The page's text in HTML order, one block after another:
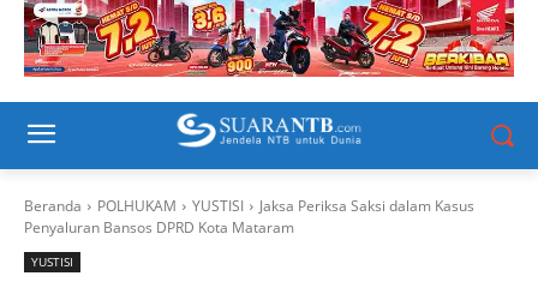
Beranda POLHUKAM YUSTISI
Jaksa Periksa Saksi dalam Kasus
Penyaluran Bansos DPRD Kota Mataram
YUSTISI